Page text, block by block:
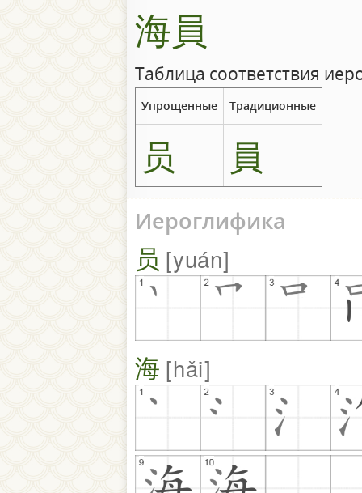
海員
Таблица соответствия
Упрощенные Традиционные
员 員
Иероглифика
员 yuán
海 hǎi